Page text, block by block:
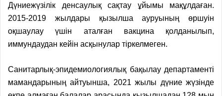
Дүниежүзілік денсаулық сақтау ұйымы мақұлдаған.
2015-2019 жылдары қызылша ауруының өршуін
оқшаулау үшін аталған вакцина қолданылып,
иммундаудан кейін асқынулар тіркелмеген.
Санитарлық-эпидемиологиялық бақылау департаменті
мамандарының айтуынша, 2021 жылы дүние жүзінде